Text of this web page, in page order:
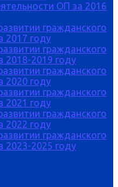
ОП за 2016
гражданского
2017 году
гражданского
2018-2019 году
гражданского
2020 году
гражданского
2021 году
гражданского
2022 году
гражданского
2023-2025 году